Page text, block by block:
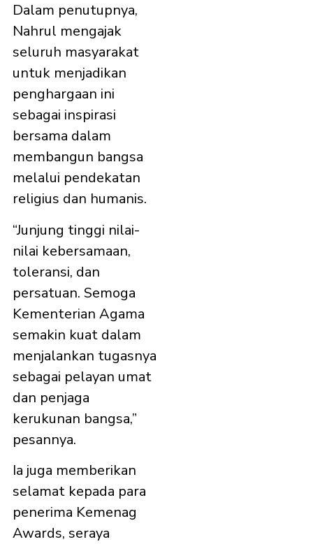
Dalam penutupnya,
Nahrul mengajak
seluruh masyarakat
untuk menjadikan
penghargaan ini
sebagai inspirasi
bersama dalam
membangun bangsa
melalui pendekatan
religius dan humanis.
“Junjung tinggi nilai-
nilai kebersamaan,
toleransi, dan
persatuan. Semoga
Kementerian Agama
semakin kuat dalam
menjalankan tugasnya
sebagai pelayan umat
dan penjaga
kerukunan bangsa,”
pesannya.
Ia juga memberikan
selamat kepada para
penerima Kemenag
Awards, seraya